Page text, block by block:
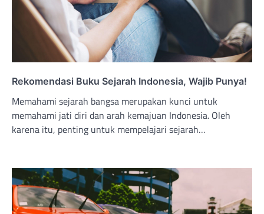
Rekomendasi Buku Sejarah Indonesia, Wajib Punya!
Memahami sejarah bangsa merupakan kunci untuk
memahami jati diri dan arah kemajuan Indonesia. Oleh
karena itu, penting untuk mempelajari sejarah…